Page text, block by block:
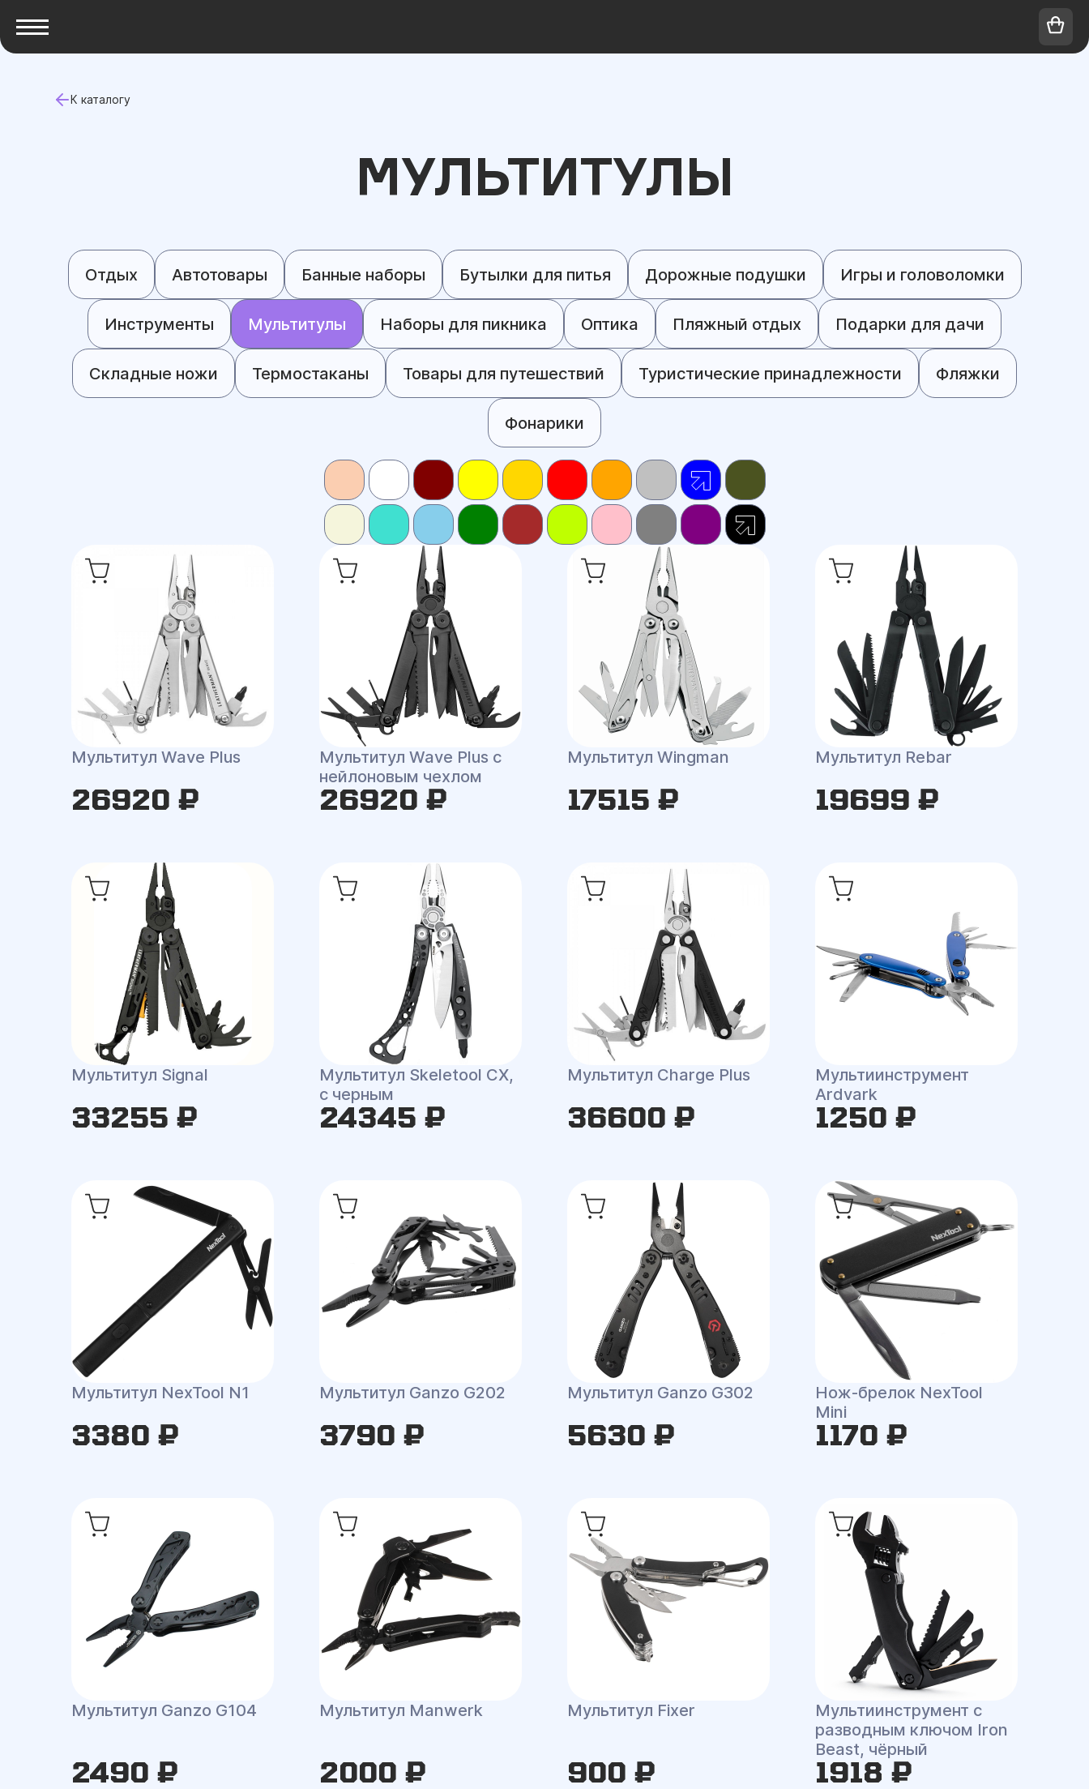
К каталогу
МУЛЬТИТУЛЫ
Отдых Автотовары Банные наборы Бутылки для питья Дорожные подушки Игры и головоломки
Инструменты Мультитулы Наборы для пикника Оптика Пляжный отдых Подарки для дачи
Складные ножи Термостаканы Товары для путешествий Туристические принадлежности Фляжки
Фонарики
Мультитул Wave Plus
26920 ₽
Мультитул Wave Plus с
нейлоновым чехлом
26920 ₽
Мультитул Wingman
17515 ₽
Мультитул Rebar
19699 ₽
Мультитул Signal
33255 ₽
Мультитул Skeletool CX,
с черным
24345 ₽
Мультитул Charge Plus
36600 ₽
Мультиинструмент
Ardvark
1250 ₽
Мультитул NexTool N1
3380 ₽
Мультитул Ganzo G202
3790 ₽
Мультитул Ganzo G302
5630 ₽
Нож-брелок NexTool
Mini
1170 ₽
Мультитул Ganzo G104
2490 ₽
Мультитул Manwerk
2000 ₽
Мультитул Fixer
900 ₽
Мультиинструмент с
разводным ключом Iron
Beast, чёрный
1918 ₽